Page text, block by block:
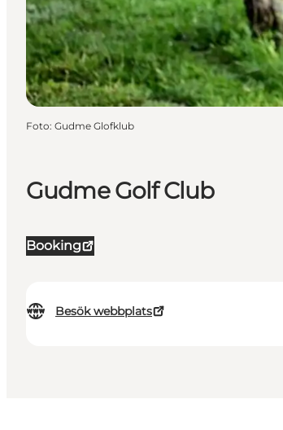
Gudme Golf Club
Booking
Besök webbplats
Foto: Gudme Glofklub